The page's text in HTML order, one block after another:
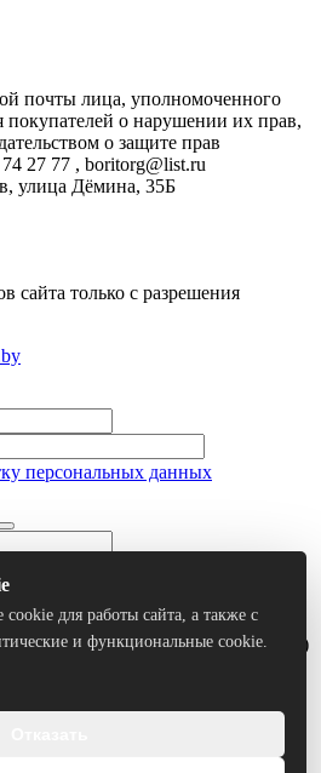
почты лица, уполномоченного
покупателей о нарушении их прав,
о защите прав
27 77 , boritorg@list.ru
улица Дёмина, 35Б
сайта только с разрешения
персональных данных
персональных данных
Умный поиск(тестовый режим)
cookie для работы сайта, а также с
и функциональные cookie.